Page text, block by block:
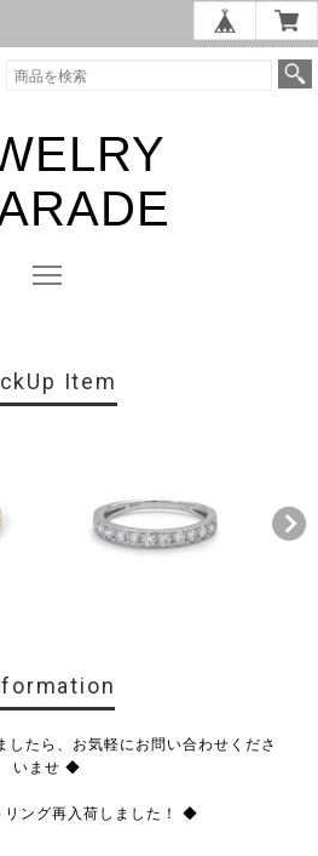
Item
たら、お気軽にお問い合わせくださ
いませ ◆
ング再入荷しました！ ◆